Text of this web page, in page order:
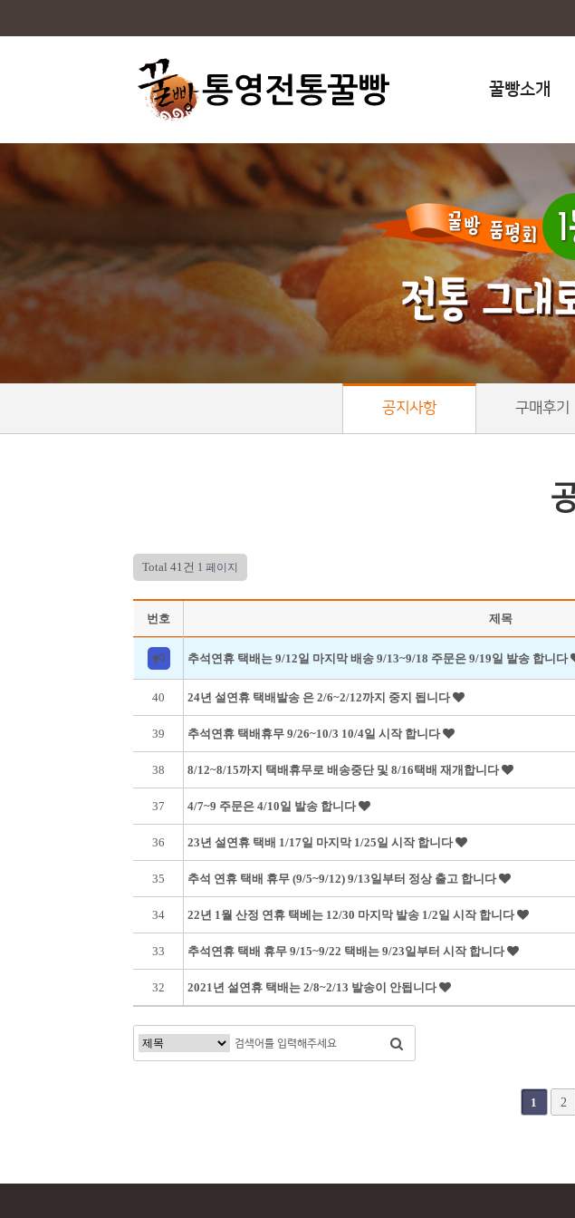
꿀빵소개
공지사항 구매후기
Total 41건 1 페이지
번호 제목
추석연휴 택배는 9/12일 마지막 배송 9/13~9/18 주문은 9/19일 발송 합니다
40 24년 설연휴 택배발송 은 2/6~2/12까지 중지 됩니다
39 추석연휴 택배휴무 9/26~10/3 10/4일 시작 합니다
38 8/12~8/15까지 택배휴무로 배송중단 및 8/16택배 재개합니다
37 4/7~9 주문은 4/10일 발송 합니다
36 23년 설연휴 택배 1/17일 마지막 1/25일 시작 합니다
35 추석 연휴 택배 휴무 (9/5~9/12) 9/13일부터 정상 출고 합니다
34 22년 1월 산정 연휴 택베는 12/30 마지막 발송 1/2일 시작 합니다
33 추석연휴 택배 휴무 9/15~9/22 택배는 9/23일부터 시작 합니다
32 2021년 설연휴 택배는 2/8~2/13 발송이 안됩니다
1 2